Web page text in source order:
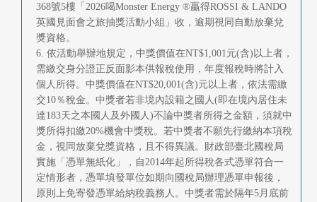
368號5樓「2026喝Monster Energy ®贏得ROSSI & LANDO
英國見面會之旅抽獎活動小組」收，逾期視同自動放棄兌
獎資格。
6. 依活動舉辦地規定，中獎價值在NT$1,001元(含)以上者，
需繳交身分證正反面影本供報稅使用，年度報稅時將計入
個人所得。中獎價值在NT$20,001(含)元以上者，依法需繳
交10％稅金。中獎者若非境內設籍之國人(即在境內居住未
達183天之本國人及外國人)不論中獎者所得之金額，須就中
獎所得扣繳20%機會中獎稅。若中獎者不願先行繳納本項稅
金，視同放棄兌獎資格，且不得異議。財政部臺北國稅局
實施「憑單無紙化」，自2014年起所得稅各式憑單符合一
定情形者，憑單填發單位如期向國稅局辦理憑單申報後，
原則上免寄發憑單給納稅義務人。中獎者需於隔年5月底前